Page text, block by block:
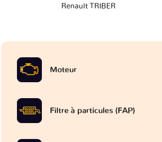
Renault TRIBER
Moteur
Filtre à particules (FAP)